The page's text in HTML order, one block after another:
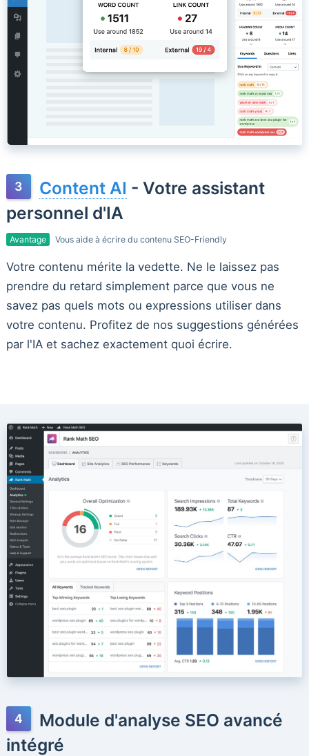
Content AI - Votre assistant
personnel d'IA
Avantage Vous aide à écrire du contenu SEO-Friendly
Votre contenu mérite la vedette. Ne le laissez pas
prendre du retard simplement parce que vous ne
savez pas quels mots ou expressions utiliser dans
votre contenu. Profitez de nos suggestions générées
par l'IA et sachez exactement quoi écrire.
Module d'analyse SEO avancé
intégré